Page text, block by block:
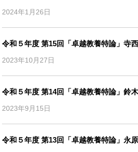
2024年1月26日
令和５年度 第15回「卓越教養特論」寺
2023年10月27日
令和５年度 第14回「卓越教養特論」鈴
2023年9月15日
令和５年度 第13回「卓越教養特論」永